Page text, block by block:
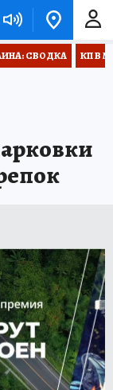
СВОДКА КП В